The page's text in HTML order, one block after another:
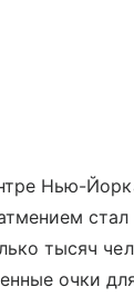
Нью-
тысяч
очки